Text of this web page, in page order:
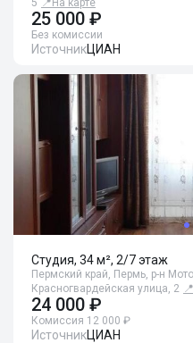
5 📍 На карте
25 000 ₽
Без комиссии
ИсточникЦИАН
Студия, 34 м², 2/7 этаж
Пермский край, Пермь, р-н
Красногвардейская улица, 2 📍
24 000 ₽
Комиссия 12 000 ₽
ИсточникЦИАН